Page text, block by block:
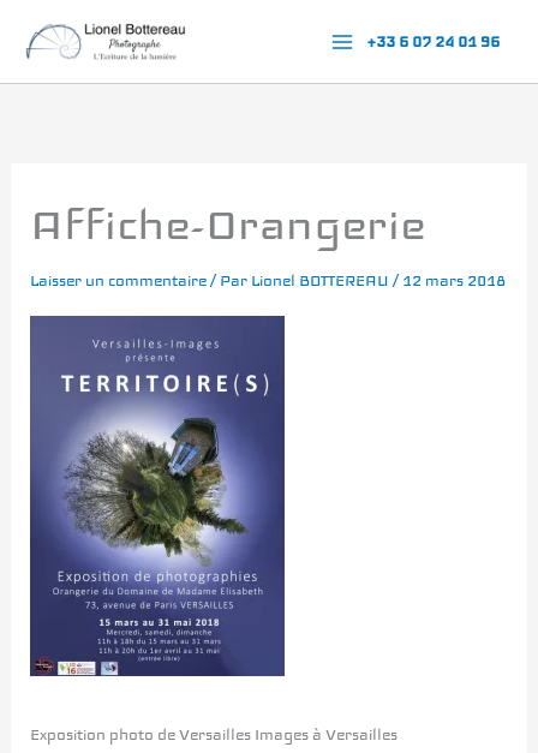
+33 6 07 24 01 96
Affiche-Orangerie
Laisser un commentaire / Par Lionel BOTTEREAU/12 mars 2018
Exposition photo de Versailles Images à Versailles